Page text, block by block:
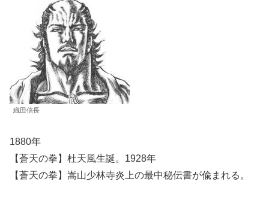
織田信長
1880年
【蒼天の拳】杜天風生誕。1928年
【蒼天の拳】嵩山少林寺炎上の最中秘伝書が偸まれる。